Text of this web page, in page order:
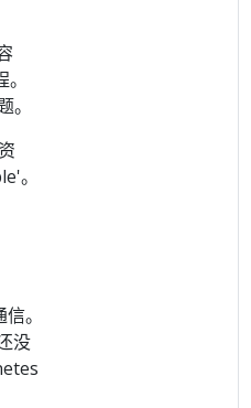
。
。
没